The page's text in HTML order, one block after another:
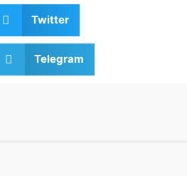
Twitter
Telegram